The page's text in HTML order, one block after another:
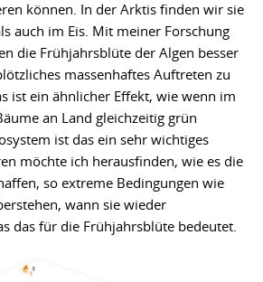
können. In der Arktis finden wir sie
auch im Eis. Mit meiner Forschung
die Frühjahrsblüte der Algen besser
massenhaftes Auftreten zu
ist ein ähnlicher Effekt, wie wenn im
an Land gleichzeitig grün
ist das ein sehr wichtiges
möchte ich herausfinden, wie es die
so extreme Bedingungen wie
wann sie wieder
das für die Frühjahrsblüte bedeutet.